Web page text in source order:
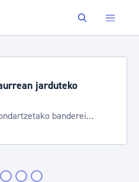
Buscar
jarduteko
banderei